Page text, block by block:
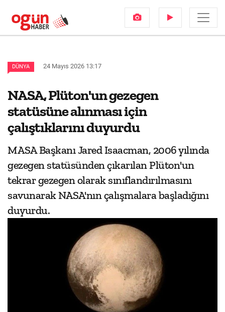
DÜNYA 24 Mayıs 2026 13:17
NASA, Plüton'un gezegen
statüsüne alınması için
çalıştıklarını duyurdu
MASA Başkanı Jared Isaacman, 2006 yılında
gezegen statüsünden çıkarılan Plüton'un
tekrar gezegen olarak sınıflandırılmasını
savunarak NASA'nın çalışmalara başladığını
duyurdu.